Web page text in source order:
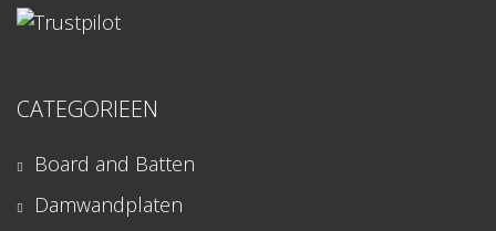
CATEGORIEEN
Board and Batten
Damwandplaten